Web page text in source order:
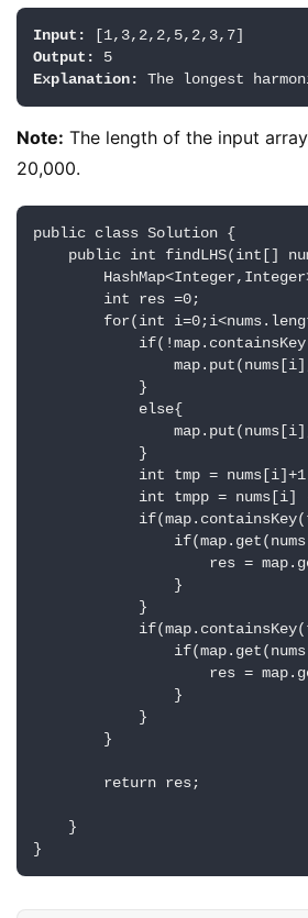
行
Input:
Output:
Explanation:
Note: The length of the input
20,000.
public class Solution {
public int findLHS(int[]
        int res =0;
for(int
            }
            else{
            }
int tmp =
int tmpp = nums[i]
res =
                }
            }
res =
            }
        }
        return res;
    }
}